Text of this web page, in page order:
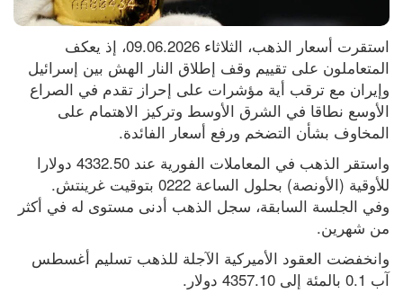
المخاوف بشأن التضخم ورفع أسعار الفائدة.
من شهرين.
آب 0.1 بالمئة إلى 4357.10 دولار.